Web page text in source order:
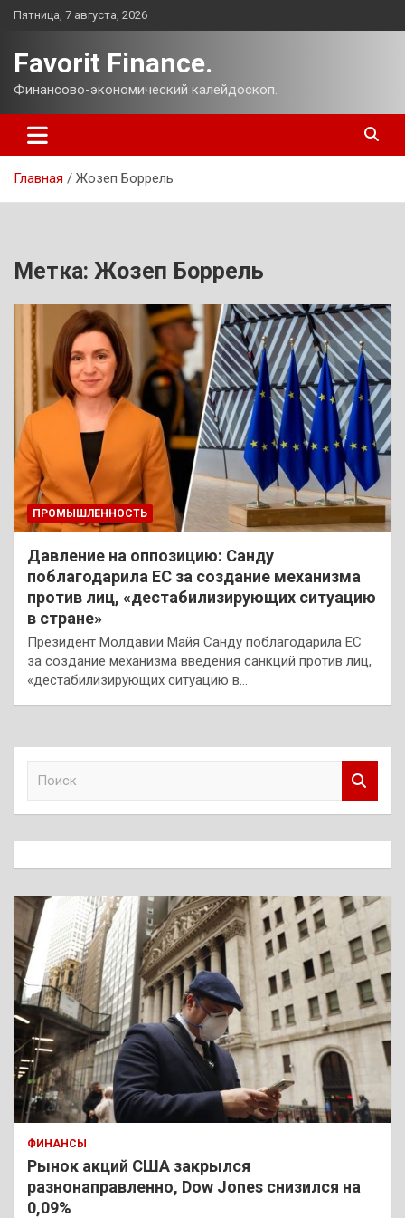
Перейти
Пятница, 7 августа, 2026
Favorit Finance.
Финансово-экономический калейдоскоп.
Главная Жозеп Боррель
Метка: Жозеп Боррель
ПРОМЫШЛЕННОСТЬ
Давление на оппозицию: Санду
поблагодарила ЕС за создание механизма
против лиц, «дестабилизирующих ситуацию
в стране»
Президент Молдавии Майя Санду поблагодарила ЕС
за создание механизма введения санкций против лиц,
«дестабилизирующих ситуацию в…
к
ФИНАНСЫ
Рынок акций США закрылся
разнонаправленно, Dow Jones снизился на
0,09%